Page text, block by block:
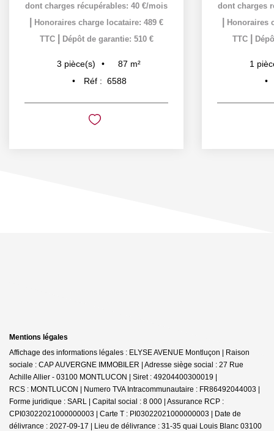
dont charges récupérables: 40 €/mois
Honoraires charge locataire: 489 €
TTC
Dépôt de garantie: 510 €
3 pièce(s) 87 m²
Réf : 6588
dont charges
Honoraires
TTC
1
Mentions légales
Affichage des informations légales : ELYSE AVENUE Montluçon | Raison
sociale : CAP AUVERGNE IMMOBILER | Adresse siège social : 27 Rue
Achille Allier - 03100 MONTLUCON | Siret : 49204400300019 |
RCS : MONTLUCON | Numero TVA Intracommunautaire : FR86492044003 |
Forme juridique : SARL | Capital social : 8 000 | Assurance RCP :
CPI03022021000000003 | Carte T : PI03022021000000003 | Date de
délivrance : 2027-09-17 | Lieu de délivrance : 31-35 quai Louis Blanc 03100